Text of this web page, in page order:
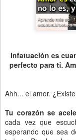
Infatuación es
perfecto para ti.
Ahh... el amor.
Tu corazón se
cada vez que
esperando que sea